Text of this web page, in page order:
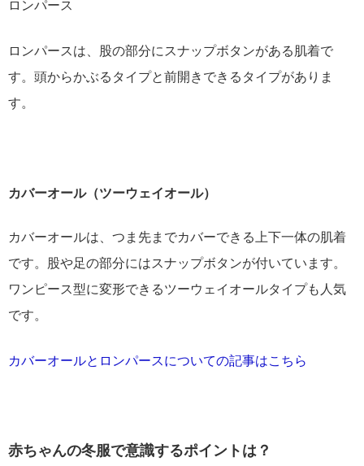
ロンパース
ロンパースは、股の部分にスナップボタンがある肌着で
す。頭からかぶるタイプと前開きできるタイプがありま
す。
カバーオール（ツーウェイオール）
カバーオールは、つま先までカバーできる上下一体の肌着
です。股や足の部分にはスナップボタンが付いています。
ワンピース型に変形できるツーウェイオールタイプも人気
です。
カバーオールとロンパースについての記事はこちら
赤ちゃんの冬服で意識するポイントは？